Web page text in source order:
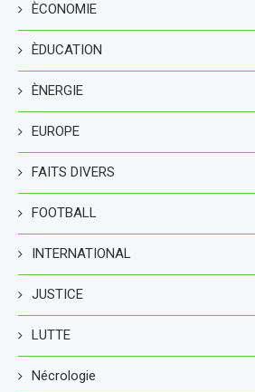
ÈCONOMIE
ÈDUCATION
ÈNERGIE
EUROPE
FAITS DIVERS
FOOTBALL
INTERNATIONAL
JUSTICE
LUTTE
Nécrologie